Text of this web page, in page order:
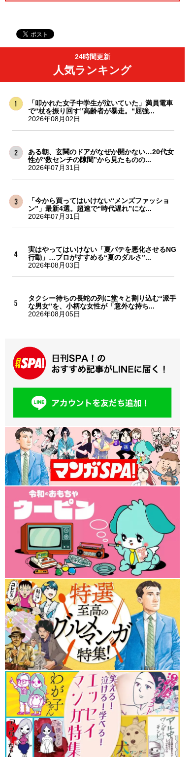
24時間更新
人気ランキング
「叩かれた女子中学生が泣いていた」満員電車
で“杖を振り回す”高齢者が暴走。“屈強...
2026年08月02日
ある朝、玄関のドアがなぜか開かない…20代女
性が“数センチの隙間”から見たものの...
2026年07月31日
「今から買ってはいけない“メンズファッショ
ン”」最新4選。超速で“時代遅れ”にな...
2026年07月31日
実はやってはいけない「夏バテを悪化させるNG
行動」…プロがすすめる“夏のダルさ”...
2026年08月03日
タクシー待ちの長蛇の列に堂々と割り込む“派手
な男女”を、小柄な女性が「意外な持ち...
2026年08月05日